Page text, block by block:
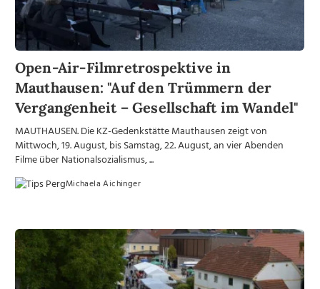
Open-Air-Filmretrospektive in
Mauthausen: "Auf den Trümmern der
Vergangenheit – Gesellschaft im Wandel"
MAUTHAUSEN. Die KZ-Gedenkstätte Mauthausen zeigt von
Mittwoch, 19. August, bis Samstag, 22. August, an vier Abenden
Filme über Nationalsozialismus, ...
Michaela Aichinger